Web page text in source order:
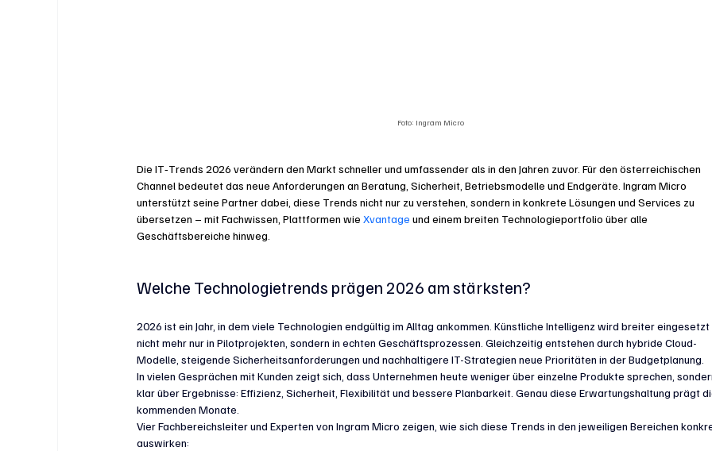
Foto: Ingram Micro
Die IT‑Trends 2026 verändern den Markt schneller und umfassender als in den Jahren zuvor. Für den österreichischen
Channel bedeutet das neue Anforderungen an Beratung, Sicherheit, Betriebsmodelle und Endgeräte. Ingram Micro
unterstützt seine Partner dabei, diese Trends nicht nur zu verstehen, sondern in konkrete Lösungen und Services zu
übersetzen – mit Fachwissen, Plattformen wie Xvantage und einem breiten Technologieportfolio über alle
Geschäftsbereiche hinweg.
Welche Technologietrends prägen 2026 am stärksten?
2026 ist ein Jahr, in dem viele Technologien endgültig im Alltag ankommen. Künstliche Intelligenz wird breiter
nicht mehr nur in Pilotprojekten, sondern in echten Geschäftsprozessen. Gleichzeitig entstehen durch hybride Cloud-
Modelle, steigende Sicherheitsanforderungen und nachhaltigere IT-Strategien neue Prioritäten in der Budgetplanung.
In vielen Gesprächen mit Kunden zeigt sich, dass Unternehmen heute weniger über einzelne Produkte sprechen,
klar über Ergebnisse: Effizienz, Sicherheit, Flexibilität und bessere Planbarkeit. Genau diese Erwartungshaltung prägt
kommenden Monate.
Vier Fachbereichsleiter und Experten von Ingram Micro zeigen, wie sich diese Trends in den jeweiligen Bereichen
auswirken: